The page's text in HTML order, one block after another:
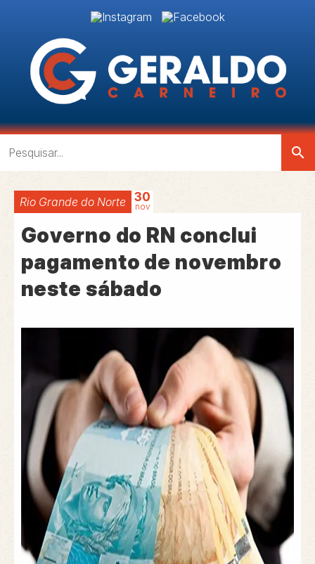
search
Rio Grande do Norte 30
nov
Governo do RN conclui
pagamento de novembro
neste sábado